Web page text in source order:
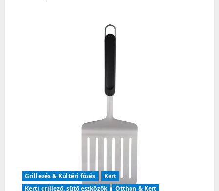
Grillezés & Kültéri főzés
Kert
Kerti grillező, sütő eszközök
Otthon & Kert